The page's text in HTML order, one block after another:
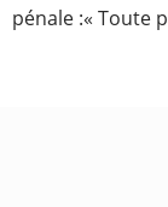
pénale :« Toute